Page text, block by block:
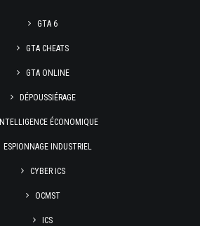
GTA 6
GTA CHEATS
GTA ONLINE
DÉPOUSSIÉRAGE
INTELLIGENCE ÉCONOMIQUE
ESPIONNAGE INDUSTRIEL
CYBER ICS
OCMST
ICS